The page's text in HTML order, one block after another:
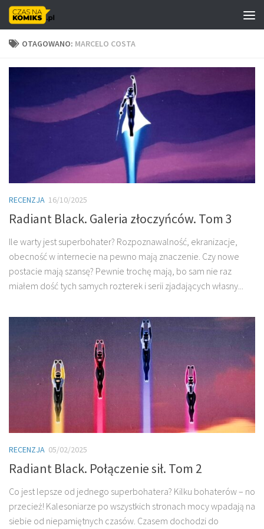
Skip to content
OTAGOWANO: MARCELO COSTA
RECENZJA 16/10/2025
Radiant Black. Galeria złoczyńców. Tom 3
Ile warty jest superbohater? Rozpoznawalność, ekranizacje,
obecność w internecie na pewno mają znaczenie. Czy nowe
postacie mają szansę? Pewnie trochę mają, bo sam nie raz
miałem dość tych samych rozterek i serii zjadających własny...
RECENZJA 05/02/2025
Radiant Black. Połączenie sił. Tom 2
Co jest lepsze od jednego superbohatera? Kilku bohaterów – no
przecież! Kalesoniarze po wszystkich stronach mocy wpadają na
siebie od niepamiętnych czasów. Czasem dochodzi do